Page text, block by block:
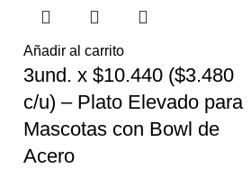
Añadir al carrito
3und. x $10.440 ($3.480
c/u) – Plato Elevado para
Mascotas con Bowl de
Acero